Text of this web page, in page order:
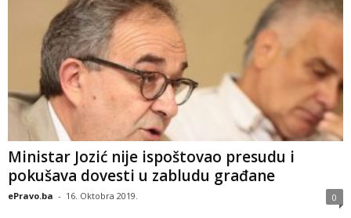
Ministar Jozić nije ispoštovao presudu i
pokušava dovesti u zabludu građane
ePravo.ba - 16. Oktobra 2019. 0